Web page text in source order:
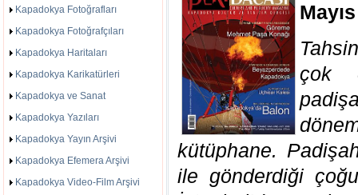
Kapadokya Fotoğrafları
Kapadokya Fotoğrafçıları
Kapadokya Haritaları
Kapadokya Karikatürleri
Kapadokya ve Sanat
Kapadokya Yazıları
Kapadokya Yayın Arşivi
Kapadokya Efemera Arşivi
Kapadokya Video-Film Arşivi
çok
kütüphane.
ile gönderdiği